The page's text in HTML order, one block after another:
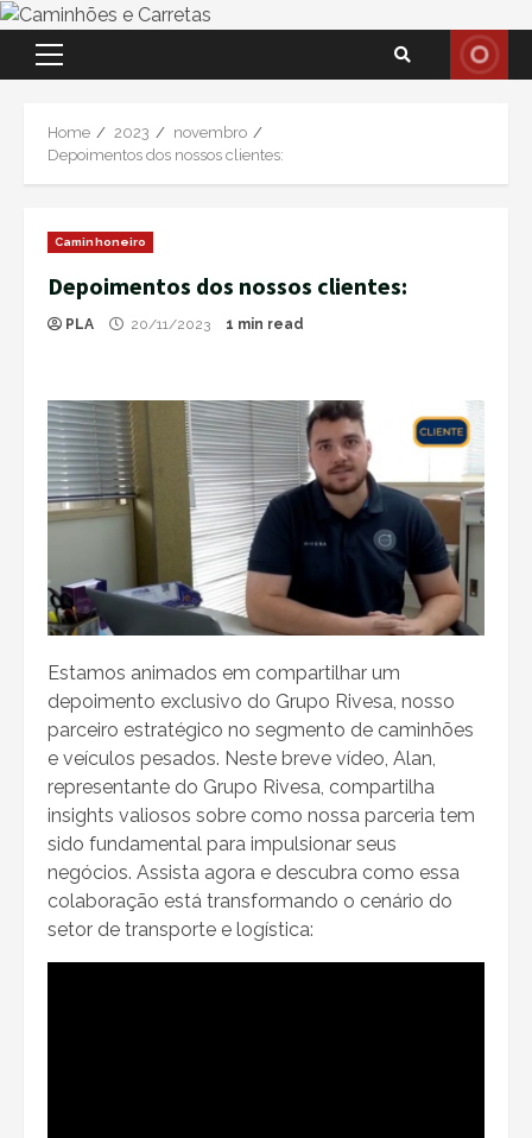
Primary
Home 2023
novembro
Depoimentos dos nossos clientes:
Caminhoneiro
Depoimentos dos nossos clientes:
PLA 20/11/2023 1 min read
Estamos animados em compartilhar um
depoimento exclusivo do Grupo Rivesa, nosso
parceiro estratégico no segmento de caminhões
e veículos pesados. Neste breve vídeo, Alan,
representante do Grupo Rivesa, compartilha
insights valiosos sobre como nossa parceria tem
sido fundamental para impulsionar seus
negócios. Assista agora e descubra como essa
colaboração está transformando o cenário do
setor de transporte e logística: